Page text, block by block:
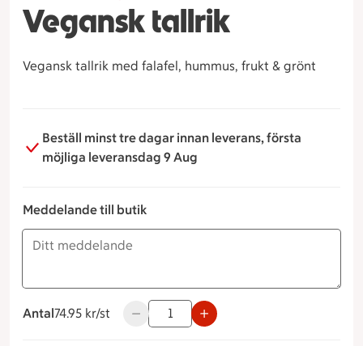
Vegansk tallrik
Vegansk tallrik med falafel, hummus, frukt & grönt
Beställ minst tre dagar innan leverans, första
möjliga leveransdag 9 Aug
Meddelande till butik
Antal
74.95 kronor styck
74.95 kr/st Använd knapparna för att minska eller